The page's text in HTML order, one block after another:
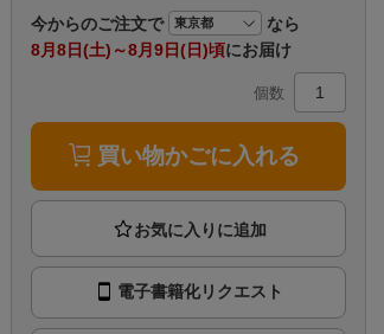
推し楽
今からのご注文で
なら
8月8日(土)～8月9日(日)頃にお届け
個数
買い物かごに入れる
電子書籍化リクエスト